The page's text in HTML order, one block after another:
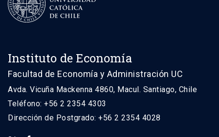
Instituto de Economía
Facultad de Economía y Administración UC
Avda. Vicuña Mackenna 4860, Macul. Santiago, Chile
Teléfono: +56 2 2354 4303
Dirección de Postgrado: +56 2 2354 4028